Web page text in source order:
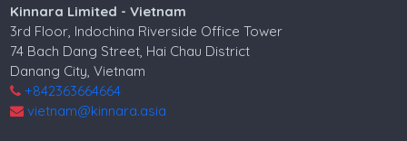
Kinnara Limited - Vietnam
3rd Floor, Indochina Riverside Office Tower
74 Bach Dang Street, Hai Chau District
Danang City, Vietnam
+842363664664
vietnam@kinnara.asia